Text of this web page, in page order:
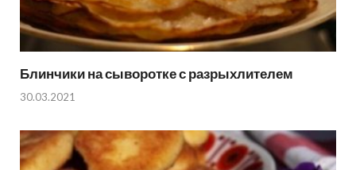
Блинчики на сыворотке с разрыхлителем
30.03.2021